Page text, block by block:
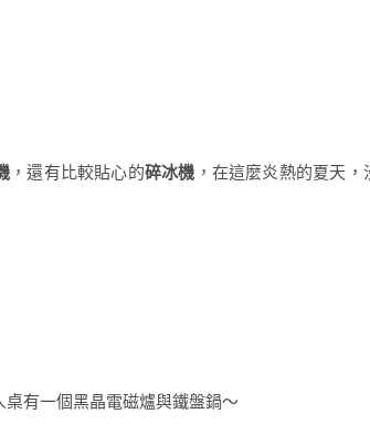
，還有比較貼心的碎冰機 ，在這麼炎熱的夏天
有一個黑晶電磁爐與鐵盤鍋～